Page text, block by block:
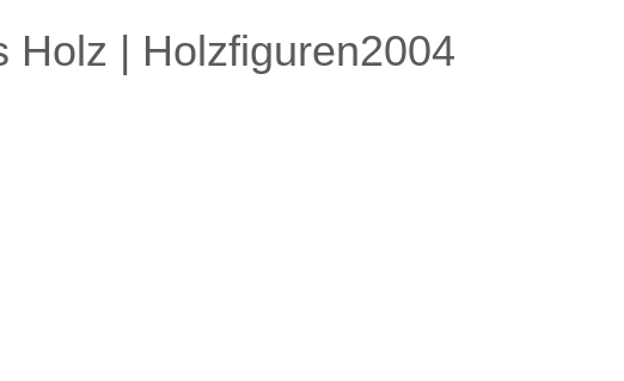
Holz | Holzfiguren2004